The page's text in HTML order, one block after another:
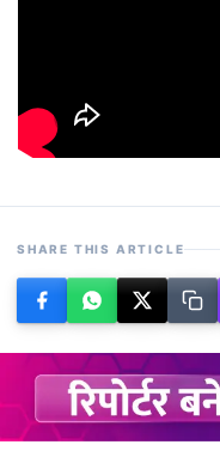
SHARE THIS ARTICLE